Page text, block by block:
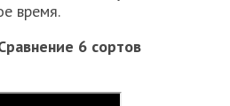
время.
6 сортов